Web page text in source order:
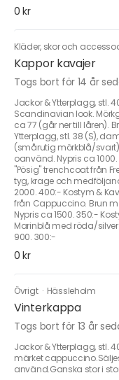
0 kr
Kläder, skor och
Kappor kavajer
Togs bort för 14 år
Jackor & Ytterplagg, stl.
Scandinavian look.
ca 77 (går ner till låren).
Ytterplagg, stl. 38 (S),
(smårutig mörkblå/
oanvänd. Nypris ca
"Pösig" trenchcoat från
tyg, krage och
2000. 400:- Kostym &
från Cappuccino. Brun
Nypris ca 1500. 350:-
Marinblå med röda/silver
900. 300:-
0 kr
Övrigt · Hässleholm
Vinterkappa
Togs bort för 13 år
Jackor & Ytterplagg, stl.
märket
använd.Ganska stor i